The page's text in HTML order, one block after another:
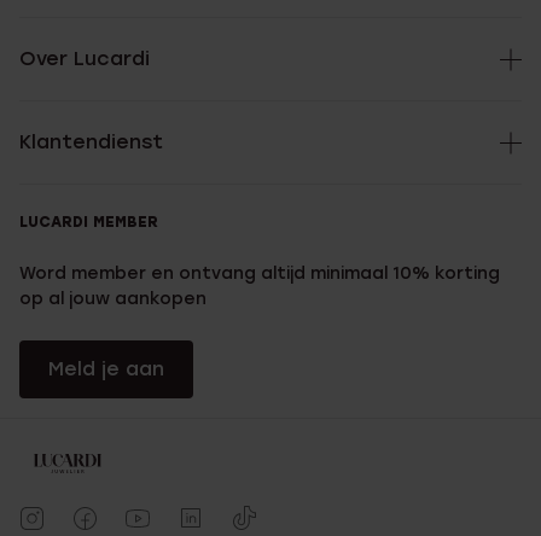
Over Lucardi
Klantendienst
LUCARDI MEMBER
Word member en ontvang altijd minimaal 10% korting
op al jouw aankopen
Meld je aan